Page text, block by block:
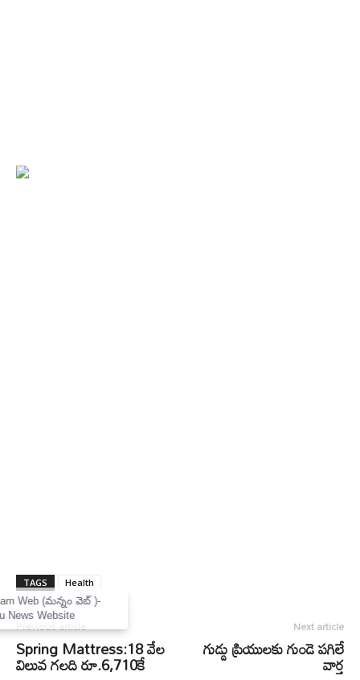
TAGS Health
Previous article
Spring Mattress:18 వేల
విలువ గలది రూ.6,710కే
Next article
గుడ్డు ప్రియులకు గుండె పగిలే
వార్త
×
Mannam Web (మన్నం వెబ్ )-
Telugu News Website